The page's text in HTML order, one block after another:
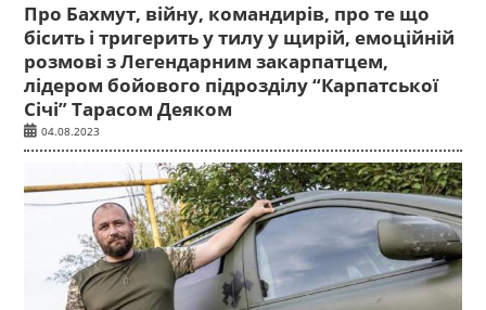
Про Бахмут, війну, командирів, про те що
бісить і тригерить у тилу у щирій, емоційній
розмові з Легендарним закарпатцем,
лідером бойового підрозділу “Карпатської
Січі” Тарасом Деяком
04.08.2023